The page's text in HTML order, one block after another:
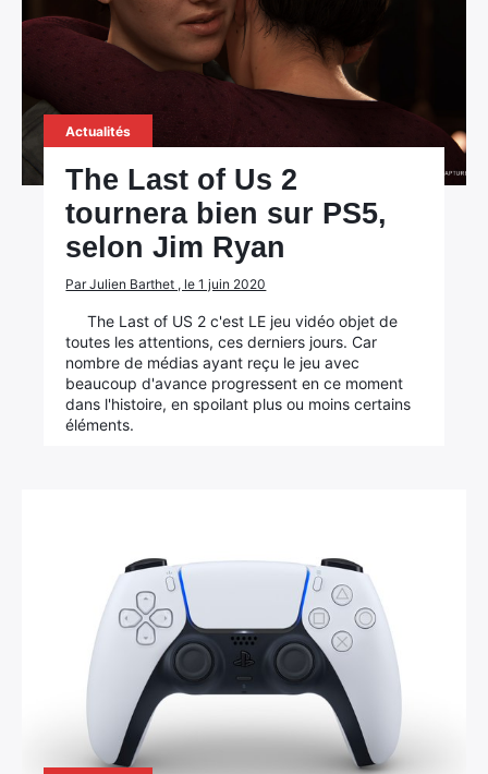
Actualités
The Last of Us 2
tournera bien sur PS5,
selon Jim Ryan
Par Julien Barthet , le 1 juin 2020
The Last of US 2 c'est LE jeu vidéo objet de
toutes les attentions, ces derniers jours. Car
nombre de médias ayant reçu le jeu avec
beaucoup d'avance progressent en ce moment
dans l'histoire, en spoilant plus ou moins certains
éléments.